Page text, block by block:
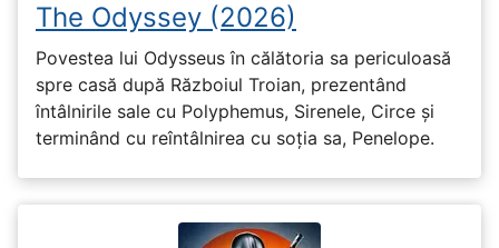
The Odyssey (2026)
Povestea lui Odysseus în călătoria sa periculoasă
spre casă după Războiul Troian, prezentând
întâlnirile sale cu Polyphemus, Sirenele, Circe și
terminând cu reîntâlnirea cu soția sa, Penelope.